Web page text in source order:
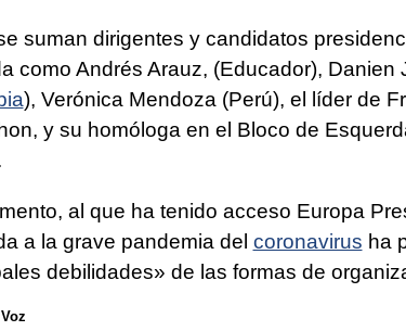
suman dirigentes y candidatos
como Andrés Arauz, (Educador), Danien
), Verónica Mendoza (Perú), el líder de
y su homóloga en el Bloco de
al que ha tenido acceso Europa
a la grave pandemia del coronavirus ha
debilidades» de las formas de